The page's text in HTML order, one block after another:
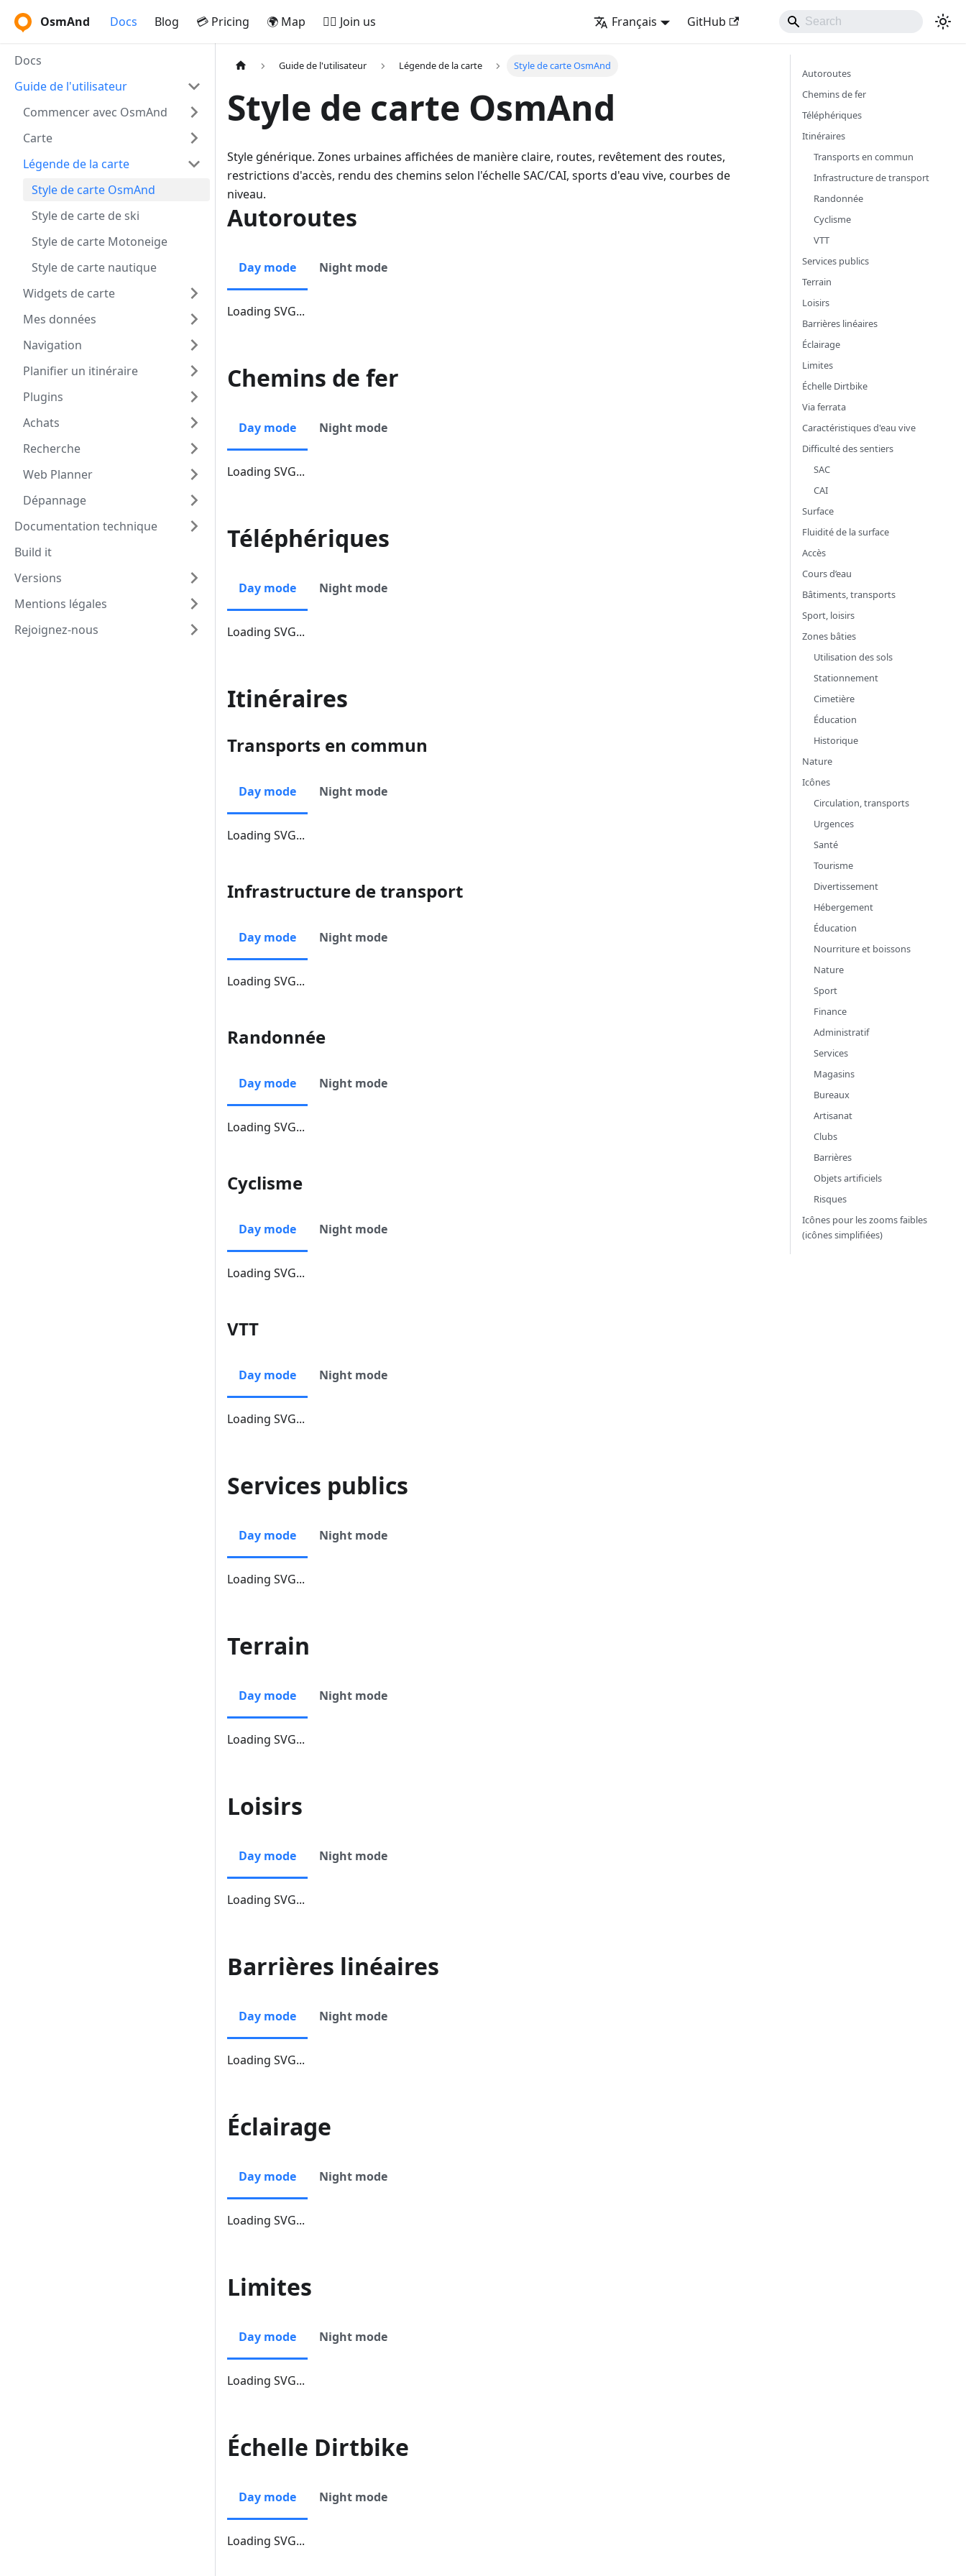
OsmAnd Docs Blog 💳 Pricing 🌍 Map 🚵‍♂️ Join us Français GitHub
Docs
Guide de l'utilisateur
Commencer avec OsmAnd
Carte
Légende de la carte
Style de carte OsmAnd
Style de carte de ski
Style de carte Motoneige
Style de carte nautique
Widgets de carte
Mes données
Navigation
Planifier un itinéraire
Plugins
Achats
Recherche
Web Planner
Dépannage
Documentation technique
Build it
Versions
Mentions légales
Rejoignez-nous
Guide de l'utilisateur Légende de la carte Style de carte OsmAnd
Style de carte OsmAnd
Style générique. Zones urbaines affichées de manière claire, routes, revêtement des routes,
restrictions d'accès, rendu des chemins selon l'échelle SAC/CAI, sports d'eau vive, courbes de
niveau.
Autoroutes
Day mode Night mode
Loading SVG...
Chemins de fer
Day mode Night mode
Loading SVG...
Téléphériques
Day mode Night mode
Loading SVG...
Itinéraires
Transports en commun
Day mode Night mode
Loading SVG...
Infrastructure de transport
Day mode Night mode
Loading SVG...
Randonnée
Day mode Night mode
Loading SVG...
Cyclisme
Day mode Night mode
Loading SVG...
VTT
Day mode Night mode
Loading SVG...
Services publics
Day mode Night mode
Loading SVG...
Terrain
Day mode Night mode
Loading SVG...
Loisirs
Day mode Night mode
Loading SVG...
Barrières linéaires
Day mode Night mode
Loading SVG...
Éclairage
Day mode Night mode
Loading SVG...
Limites
Day mode Night mode
Loading SVG...
Échelle Dirtbike
Day mode Night mode
Loading SVG...
Autoroutes
Chemins de fer
Téléphériques
Itinéraires
Transports en commun
Infrastructure de transport
Randonnée
Cyclisme
VTT
Services publics
Terrain
Loisirs
Barrières linéaires
Éclairage
Limites
Échelle Dirtbike
Via ferrata
Caractéristiques d'eau vive
Difficulté des sentiers
SAC
CAI
Surface
Fluidité de la surface
Accès
Cours d’eau
Bâtiments, transports
Sport, loisirs
Zones bâties
Utilisation des sols
Stationnement
Cimetière
Éducation
Historique
Nature
Icônes
Circulation, transports
Urgences
Santé
Tourisme
Divertissement
Hébergement
Éducation
Nourriture et boissons
Nature
Sport
Finance
Administratif
Services
Magasins
Bureaux
Artisanat
Clubs
Barrières
Objets artificiels
Risques
Icônes pour les zooms faibles
(icônes simplifiées)